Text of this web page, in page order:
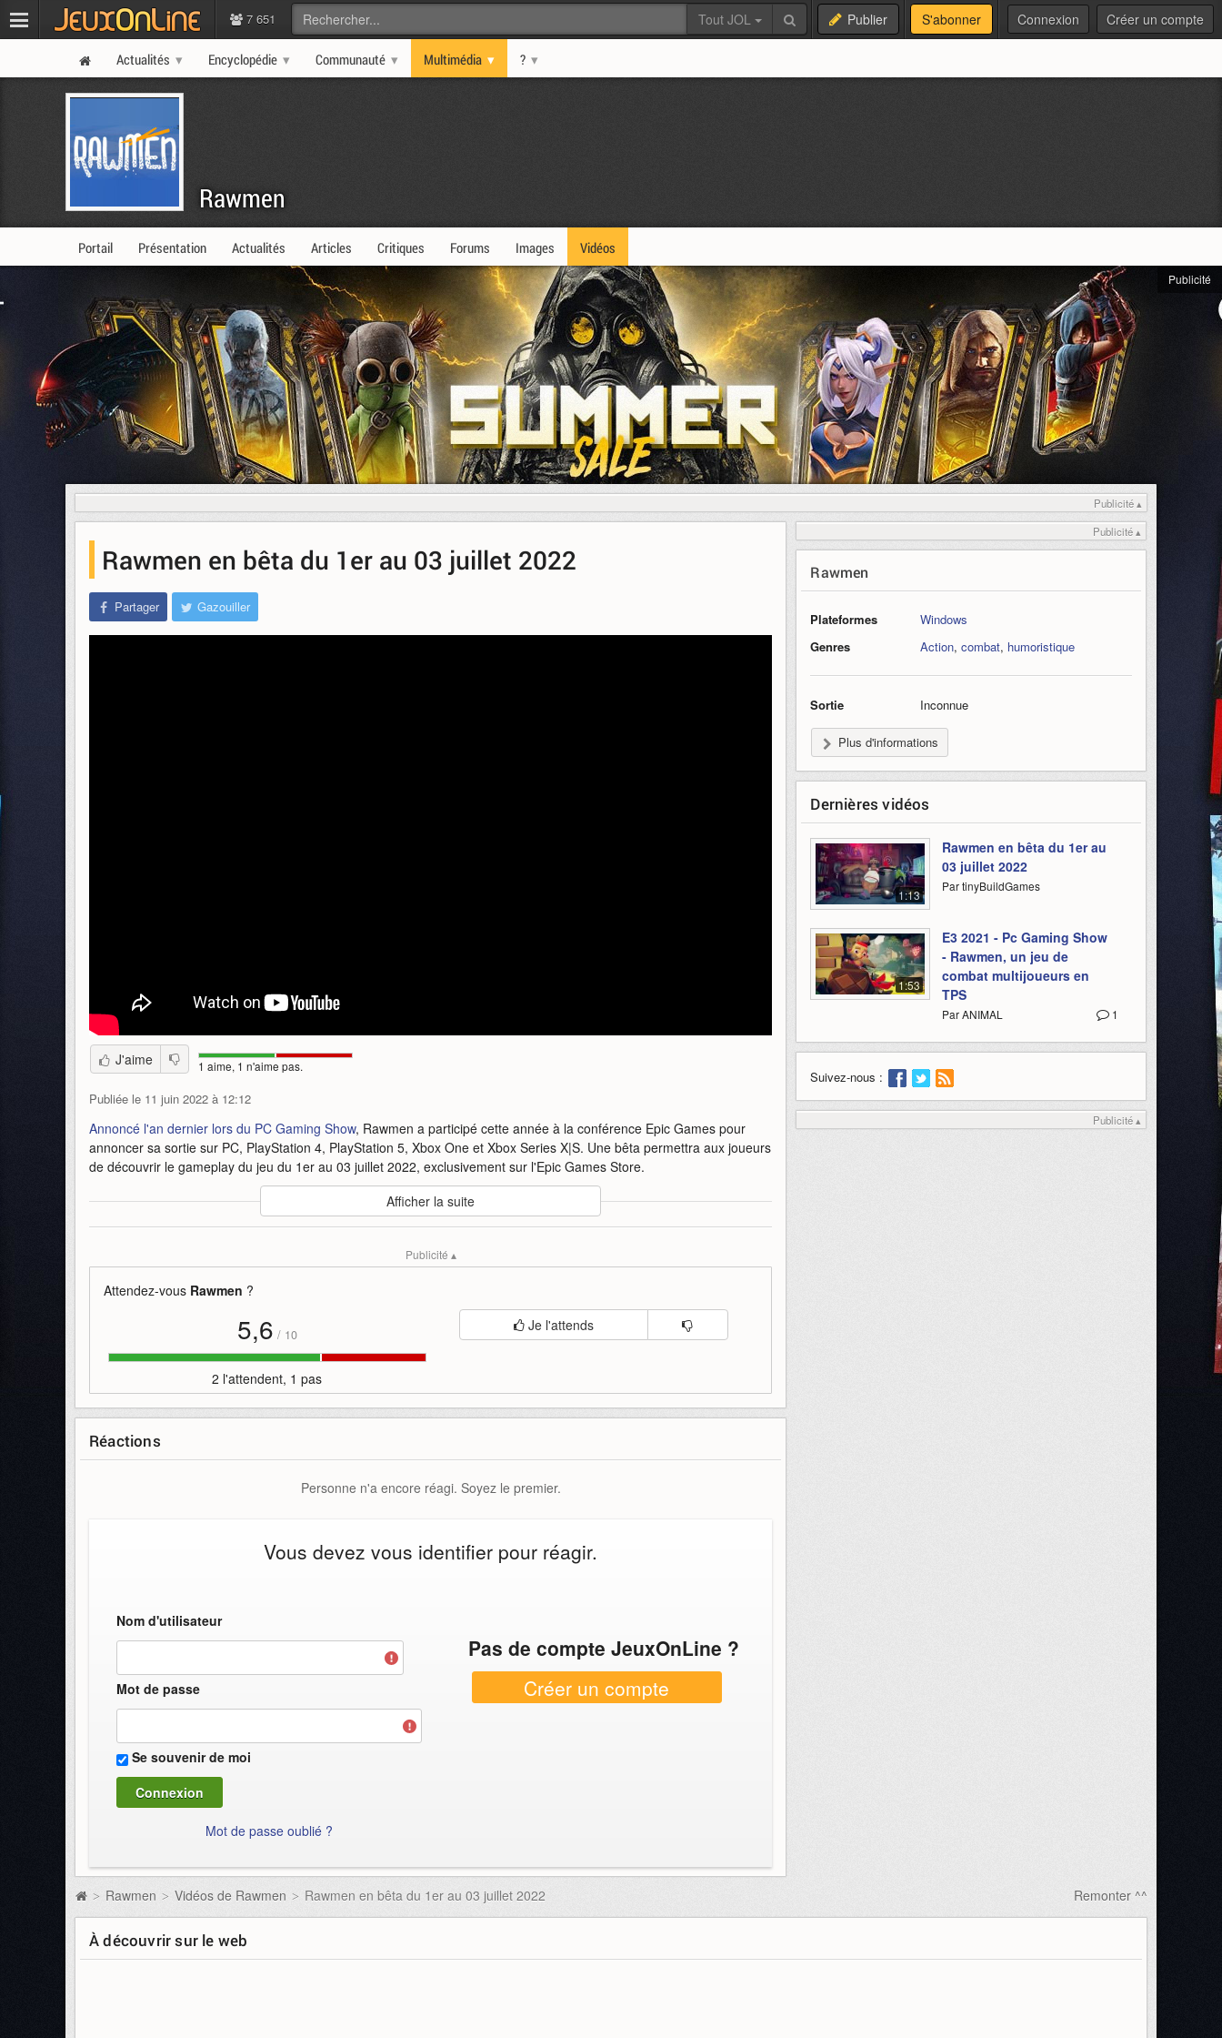
7 651 Tout JOL Publier S'abonner Connexion Créer un compte
Actualités Encyclopédie Communauté Multimédia ?
Rawmen
Portail Présentation Actualités Articles Critiques Forums Images Vidéos
Publicité
Publicité ▴
Rawmen en bêta du 1er au 03 juillet 2022
Partager Gazouiller
J'aime 1 aime, 1 n'aime pas.
Publiée le 11 juin 2022 à 12:12
Annoncé l'an dernier lors du PC Gaming Show, Rawmen a participé cette année à la conférence Epic Games pour
annoncer sa sortie sur PC, PlayStation 4, PlayStation 5, Xbox One et Xbox Series X|S. Une bêta permettra aux joueurs
de découvrir le gameplay du jeu du 1er au 03 juillet 2022, exclusivement sur l'Epic Games Store.
Afficher la suite
Publicité ▴
Attendez-vous Rawmen ?
5,6 / 10
2 l'attendent, 1 pas
Je l'attends
Réactions
Personne n'a encore réagi. Soyez le premier.
Vous devez vous identifier pour réagir.
Nom d'utilisateur
Mot de passe
Se souvenir de moi
Mot de passe oublié ?
Pas de compte JeuxOnLine ?
Créer un compte
Publicité ▴
Rawmen
Plateformes
Windows
Genres
Action,combat, humoristique
Sortie Inconnue
Plus d'informations
Dernières vidéos
1:13
Rawmen en bêta du 1er au
03 juillet 2022
Par tinyBuildGames
1:53
E3 2021 - Pc Gaming Show
- Rawmen, un jeu de
combat multijoueurs en
TPS
1
Par ANIMAL
Suivez-nous :
Publicité ▴
Remonter ^^
> Rawmen > Vidéos de Rawmen > Rawmen en bêta du 1er au 03 juillet 2022
À découvrir sur le web